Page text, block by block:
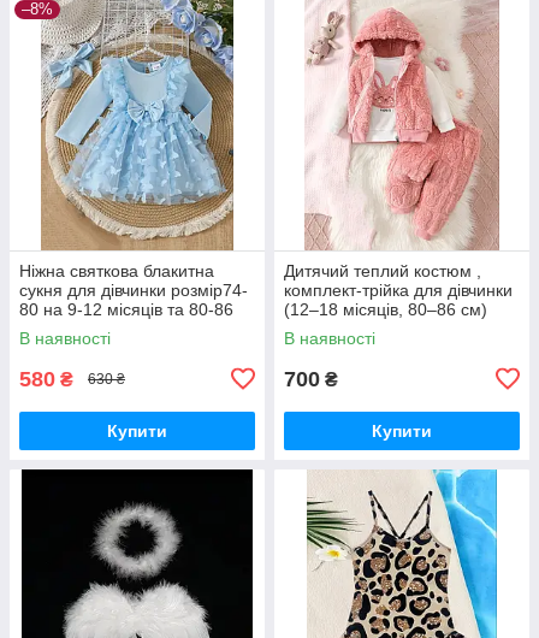
–8%
Ніжна святкова блакитна
сукня для дівчинки розмір74-
80 на 9-12 місяців та 80-86
на 12-18 місяців
В наявності
580 ₴ 630 ₴
Купити
Дитячий теплий костюм ,
комплект-трійка для дівчинки
(12–18 місяців, 80–86 см)
В наявності
700 ₴
Купити